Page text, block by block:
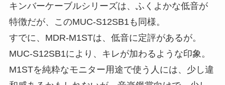
キンバーケーブルシリーズは、ふくよかな低音が
特徴だが、このMUC-S12SB1も同様。
すでに、MDR-M1STは、低音に定評があるが。
MUC-S12SB1により、キレが加わるような印象。
M1STを純粋なモニター用途で使う人には、少し違